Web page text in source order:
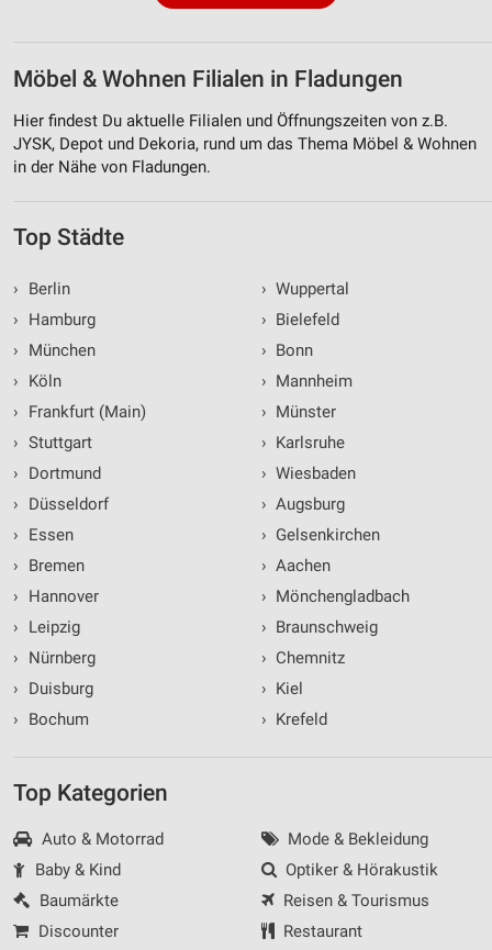
Möbel & Wohnen Filialen in Fladungen
Hier findest Du aktuelle Filialen und Öffnungszeiten von z.B.
JYSK, Depot und Dekoria, rund um das Thema Möbel & Wohnen
in der Nähe von Fladungen.
Top Städte
›
Berlin
›
Hamburg
›
München
›
Köln
›
Frankfurt (Main)
› Stuttgart
›
Dortmund
›
Düsseldorf
›
Essen
›
Bremen
›
Hannover
›
Leipzig
›
Nürnberg
›
Duisburg
›
Bochum
› Wuppertal
› Bielefeld
› Bonn
› Mannheim
› Münster
› Karlsruhe
› Wiesbaden
› Augsburg
› Gelsenkirchen
› Aachen
› Mönchengladbach
› Braunschweig
› Chemnitz
› Kiel
› Krefeld
Top Kategorien
Auto & Motorrad
Baby & Kind
Baumärkte
Discounter
Mode & Bekleidung
Optiker & Hörakustik
Reisen & Tourismus
Restaurant